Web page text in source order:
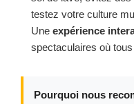
testez votre culture
Une expérience
spectaculaires où
Pourquoi nous